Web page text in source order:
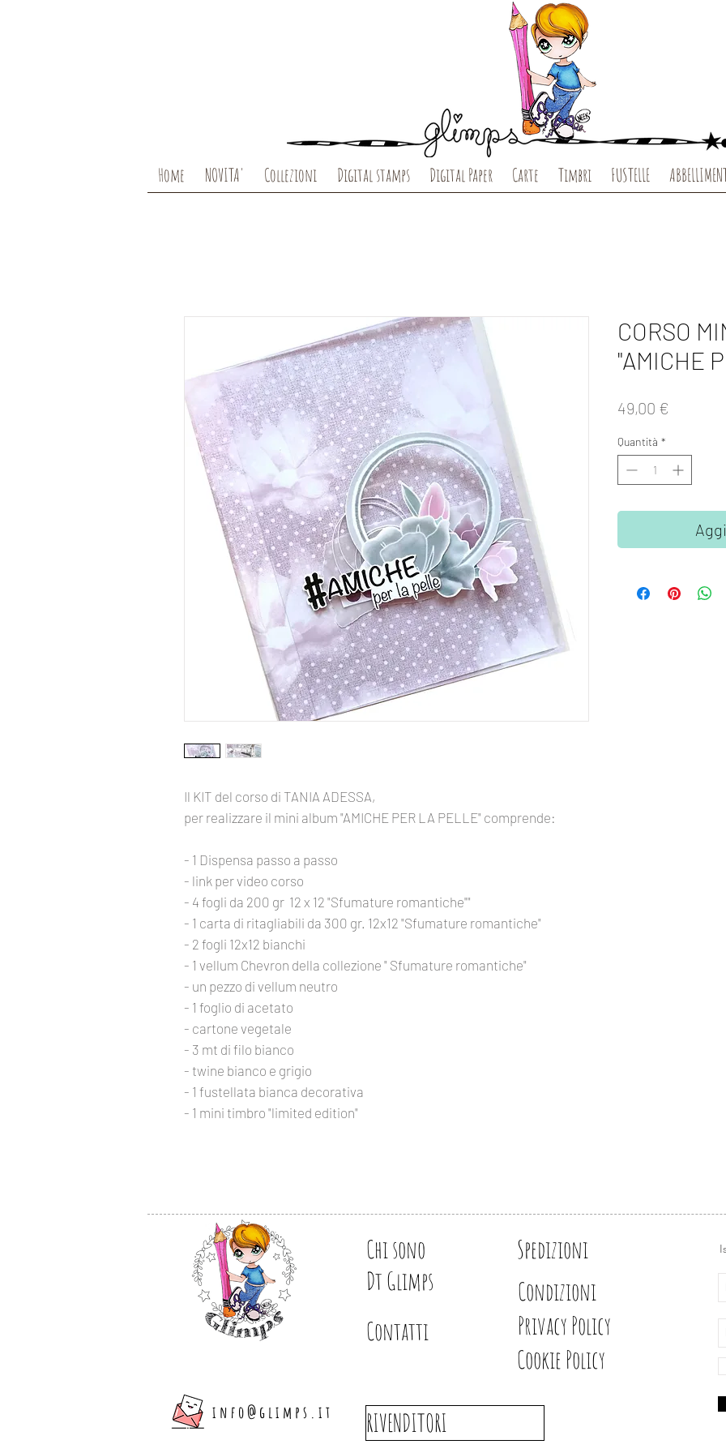
Home NOVITA' Collezioni Digital stamps Digital Paper Carte Timbri FUSTELLE
Il KIT del corso di TANIA ADESSA,
per realizzare il mini album "AMICHE PER LA PELLE" comprende:
- 1 Dispensa passo a passo
- link per video corso
- 4 fogli da 200 gr 12 x 12 "Sfumature romantiche""
- 1 carta di ritagliabili da 300 gr. 12x12 "Sfumature romantiche"
- 2 fogli 12x12 bianchi
- 1 vellum Chevron della collezione " Sfumature romantiche"
- un pezzo di vellum neutro
- 1 foglio di acetato
- cartone vegetale
- 3 mt di filo bianco
- twine bianco e grigio
- 1 fustellata bianca decorativa
- 1 mini timbro "limited edition"
CORSO
"AMICHE
49,00 €
Quantità *
Chi sono
Dt Glimps
Contatti
Privacy Policy
Spedizioni
Condizioni
Cookie Policy
info@glimps.it RIVENDITORI